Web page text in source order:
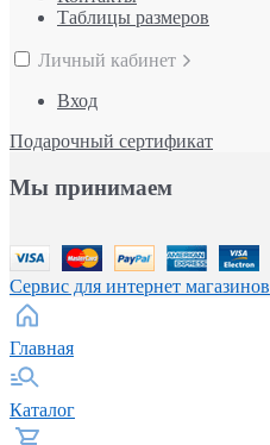
Таблицы размеров
Личный кабинет
Вход
Подарочный сертификат
Мы принимаем
Сервис для интернет магазинов
Главная
Каталог